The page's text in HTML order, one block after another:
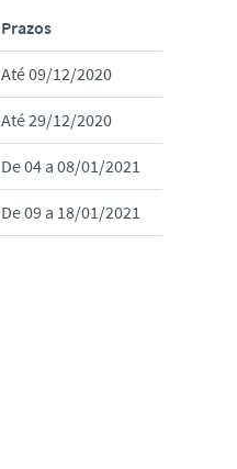
Prazos
Até 09/12/2020
Até 29/12/2020
De 04 a 08/01/2021
De 09 a 18/01/2021